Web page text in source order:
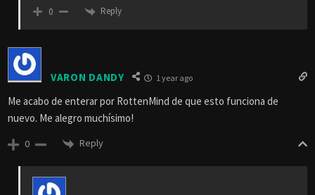
0 Reply
VARON DANDY 1 year ago
Me acabo de enterar por RottenMind de que esto funciona de
nuevo. Me alegro muchísimo!
0 Reply